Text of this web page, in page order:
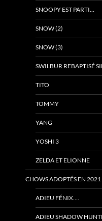
SNOOPY EST PARTI…
SNOW (2)
SNOW (3)
SWILBUR REBAPTISÉ
TITO
TOMMY
YANG
YOSHI 3
ZELDA ET ELIONNE
CHOWS ADOPTÉS EN 2021
ADIEU FÉNIX….
ADIEU SHADOW